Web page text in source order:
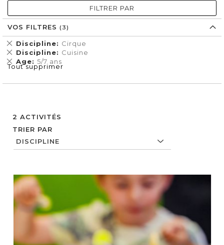
2 ACTIVITÉS
TRIER PAR
FILTRER PAR
VOS FILTRES
Discipline Cirque
Supprimer
cet
Élément
Discipline Cuisine
Supprimer
cet
Élément
Age 5/7 ans
Supprimer
cet
Tout supprimer